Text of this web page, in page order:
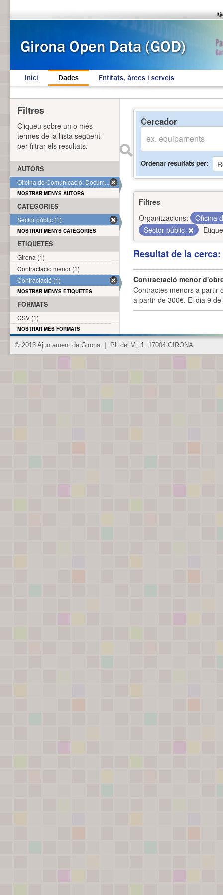
Inici Dades Entitats, àrees i serveis
Cercador
Ordenar resultats per
Filtres
Organitzacions:
Oficina
Sector públic
Resultat de la
Contractació menor
Contractes menors a partir
a partir de 300€. El dia 9
Filtres
Cliqueu sobre un o més
termes de la llista següent
per filtrar els resultats.
AUTORS
Oficina de Comunicació, Docum... (1)
MOSTRAR MENYS AUTORS
CATEGORIES
Sector públic (1)
MOSTRAR MENYS CATEGORIES
ETIQUETES
Girona (1)
Contractació menor (1)
Contractació (1)
MOSTRAR MENYS ETIQUETES
FORMATS
CSV (1)
MOSTRAR MÉS FORMATS
© 2013 Ajuntament de Girona Pl. del Vi, 1. 17004 GIRONA